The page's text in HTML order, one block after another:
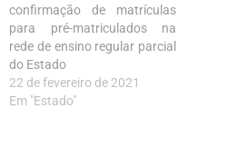
confirmação de matrículas
para pré-matriculados na
rede de ensino regular parcial
do Estado
22 de fevereiro de 2021
Em "Estado"